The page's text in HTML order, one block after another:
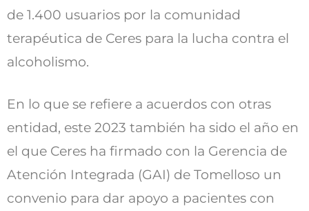
de 1.400 usuarios por la comunidad
terapéutica de Ceres para la lucha contra el
alcoholismo.
En lo que se refiere a acuerdos con otras
entidad, este 2023 también ha sido el año en
el que Ceres ha firmado con la Gerencia de
Atención Integrada (GAI) de Tomelloso un
convenio para dar apoyo a pacientes con